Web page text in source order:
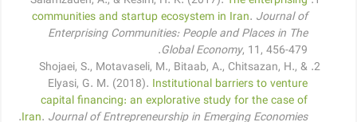
communities and startup ecosystem in Iran. Journal of
Enterprising Communities: People and Places in The
Global Economy, 11, 456-479.
Shojaei, S., Motavaseli, M., Bitaab, A., Chitsazan, H., &
Elyasi, G. M. (2018). Institutional barriers to venture
capital financing: an explorative study for the case of
Iran. Journal of Entrepreneurship in Emerging Economies
.